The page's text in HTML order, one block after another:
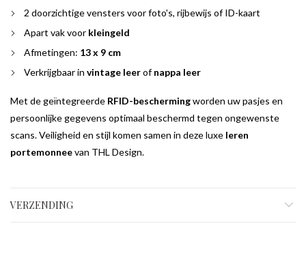
2 doorzichtige vensters voor foto's, rijbewijs of ID-kaart
Apart vak voor kleingeld
Afmetingen: 13 x 9 cm
Verkrijgbaar in vintage leerof nappa leer
Met de geïntegreerde RFID-beschermingworden uw pasjes en
persoonlijke gegevens optimaal beschermd tegen ongewenste
scans. Veiligheid en stijl komen samen in deze luxe leren
portemonneevan THL Design.
VERZENDING